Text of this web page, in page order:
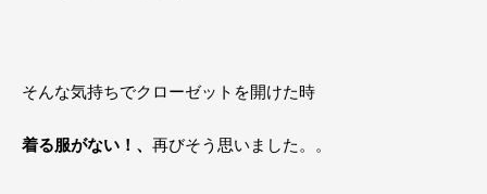
そんな気持ちでクローゼットを開けた時
着る服がない！、 再びそう思いました。。